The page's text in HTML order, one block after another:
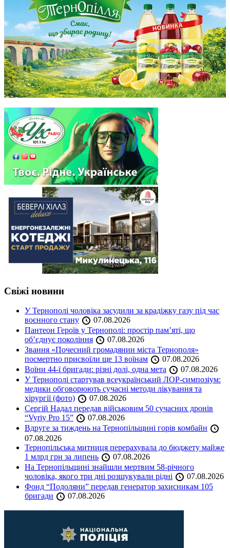
Свіжі новини
У Тернополі чоловіка засудили за крадіжку газу під час
воєнного стану
07.08.2026
Пантеон Героїв у Тернополі: простір пам’яті, що
об’єднує покоління
07.08.2026
Звання «Почесний громадянин міста Тернополя»
посмертно присвоїли ще 13 воїнам
07.08.2026
Воїни 44-ї бригади: різні долі, одна мета
07.08.2026
У Тернополі стартував всеукраїнський ЛОР-симпозіум:
медики обговорюють сучасні методи лікування та
хірургії (фото)
07.08.2026
Сергій Надал передав військовим 50 сучасних дронів
“Vyriy Pro 15”
07.08.2026
Вдруге за тиждень на Тернопільщині горів комбайн
07.08.2026
Тернопільська митниця перерахувала до бюджету майже
1 млрд грн за липень
07.08.2026
На Тернопільщині знайшли мертвим 58-річного
чоловіка, якого три дні розшукували рідні
07.08.2026
Фонд “Подоляни” передав генератор захисникам 105
бригади
07.08.2026